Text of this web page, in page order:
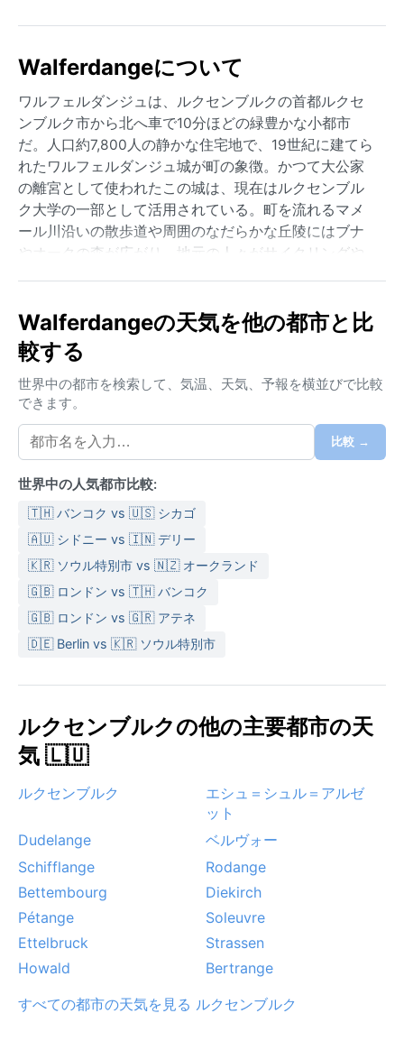
Walferdangeについて
ワルフェルダンジュは、ルクセンブルクの首都ルクセ
ンブルク市から北へ車で10分ほどの緑豊かな小都市
だ。人口約7,800人の静かな住宅地で、19世紀に建てら
れたワルフェルダンジュ城が町の象徴。かつて大公家
の離宮として使われたこの城は、現在はルクセンブル
ク大学の一部として活用されている。町を流れるマメ
ール川沿いの散歩道や周囲のなだらかな丘陵にはブナ
やオークの森が広がり、地元の人々がサイクリングや
溶け込み、どこか落ち着いたヨーロッパの中流階級の
空気が漂う。
季節のメリハリは穏やか。夏は最高気温が23℃前後ま
で上がるが、湿度が高すぎず過ごしやすい。冬は平均
最低気温が0℃近くまで下がり、霜が降りる日も多い
が、大雪になることはまれ。年間を通して降雨は平均
的で、特に秋から冬にかけて曇りの日が続く。湿度は
じにくい。旅行の際は、気温変化に対応できる重ね着
と、突然の雨に備えた折りたたみ傘や防水ジャケット
が必須。夏でも冷え込みやすい夜は薄手のセーターが
あると安心だ。
最も天候の安定するベストシーズンは、日中の気温が
20℃前後まで上がる5月から9月。この時期は晴天率が
ゼル渓谷への日帰りにも最適だ。ただし、夏場でも急
としては、秋から冬にかけて朝晩に発生する濃い霧が
挙げられ、マメール川沿いでは特に視界が悪くなる。
また、北東からの冷たい風が吹く冬の朝には、道路上
にブラックアイス（路面凍結）ができることもある。
大西洋の低気圧の影響で年間を通じて風が強く吹く日
もあり、突風に注意が必要。竜巻やモンスーンのよう
Walferdangeの天気を他の都市と比
較する
世界中の都市を検索して、気温、天気、予報を横並びで比較
できます。
比較 →
世界中の人気都市比較:
🇹🇭 バンコク vs 🇺🇸 シカゴ
🇦🇺 シドニー vs 🇮🇳 デリー
🇰🇷 ソウル特別市 vs 🇳🇿 オークランド
🇬🇧 ロンドン vs 🇹🇭 バンコク
🇬🇧 ロンドン vs 🇬🇷 アテネ
🇩🇪 Berlin vs 🇰🇷 ソウル特別市
ルクセンブルクの他の主要都市の天
気 🇱🇺
ルクセンブルク
エシュ＝シュル＝アルゼ
ット
Dudelange
ベルヴォー
Schifflange
Rodange
Bettembourg
Diekirch
Pétange
Soleuvre
Ettelbruck
Strassen
Howald
Bertrange
すべての都市の天気を見る ルクセンブルク